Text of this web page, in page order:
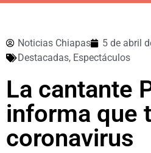
Noticias Chiapas 5 de abril
Destacadas, Espectáculos
La cantante
informa que
coronavirus